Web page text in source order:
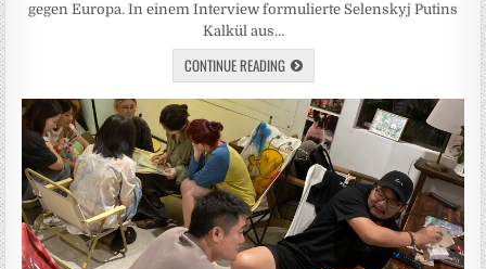
gegen Europa. In einem Interview formulierte Selenskyj Putins
Kalkül aus…
CONTINUE READING